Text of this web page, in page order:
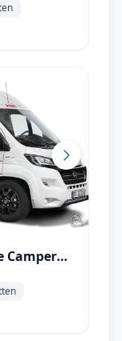
Camper